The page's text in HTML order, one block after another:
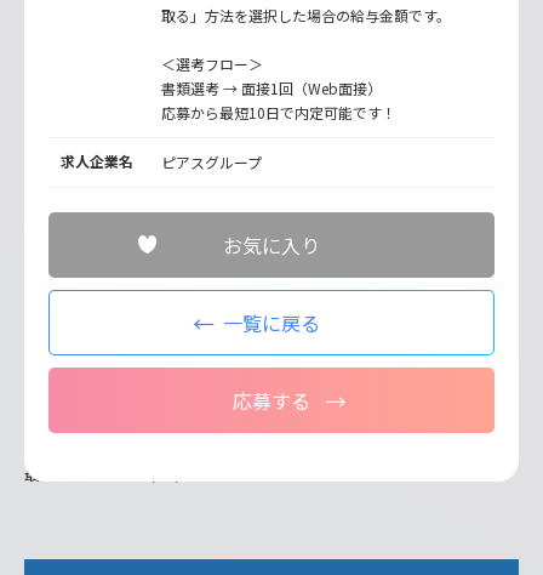
取る」方法を選択した場合の給与金額です。
＜選考フロー＞
書類選考 → 面接1回（Web面接）
応募から最短10日で内定可能です！
求人企業名 ピアスグループ
お気に入り
一覧に戻る
応募する
最終更新日：2026/06/02